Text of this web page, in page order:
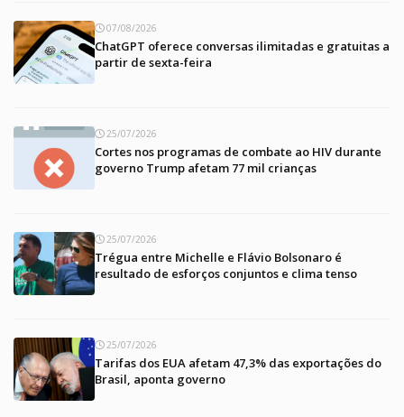
07/08/2026
ChatGPT oferece conversas ilimitadas e gratuitas a
partir de sexta-feira
25/07/2026
Cortes nos programas de combate ao HIV durante
governo Trump afetam 77 mil crianças
25/07/2026
Trégua entre Michelle e Flávio Bolsonaro é
resultado de esforços conjuntos e clima tenso
25/07/2026
Tarifas dos EUA afetam 47,3% das exportações do
Brasil, aponta governo